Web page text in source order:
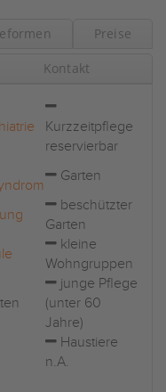
Preise
Kontakt
Kurzzeitpflege
reservierbar
Garten
beschützter
Garten
kleine
Wohngruppen
junge Pflege
(unter 60
Jahre)
Haustiere
n.A.